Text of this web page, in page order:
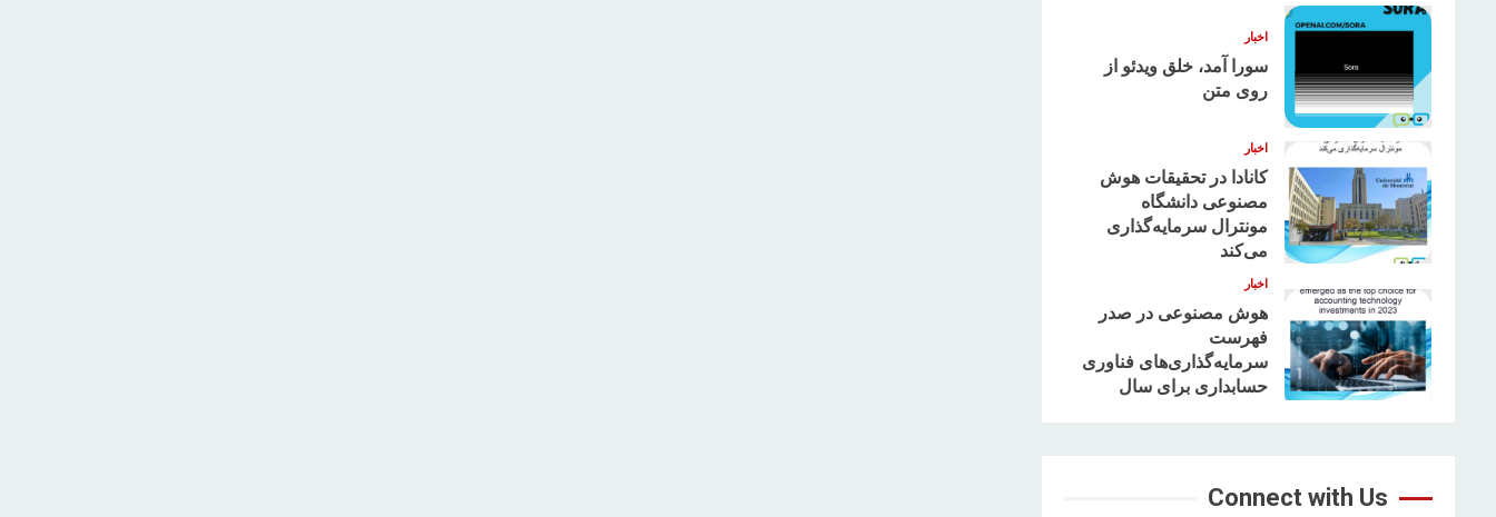
3
اخبار
سورا آمد، خلق ویدئو از
روی متن
4
اخبار
کانادا در تحقیقات هوش
مصنوعی دانشگاه
مونترال سرمایه‌گذاری
می‌کند
5
اخبار
هوش مصنوعی در صدر
فهرست
سرمایه‌گذاری‌های فناوری
حسابداری برای سال
Connect with Us